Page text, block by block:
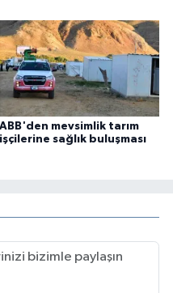
ABB'den mevsimlik tarım
işçilerine sağlık buluşması